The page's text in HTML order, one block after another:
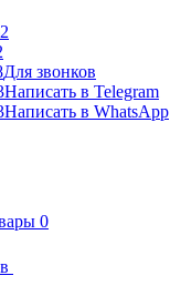
Для звонков
Написать в Telegram
Написать в WhatsApp
0